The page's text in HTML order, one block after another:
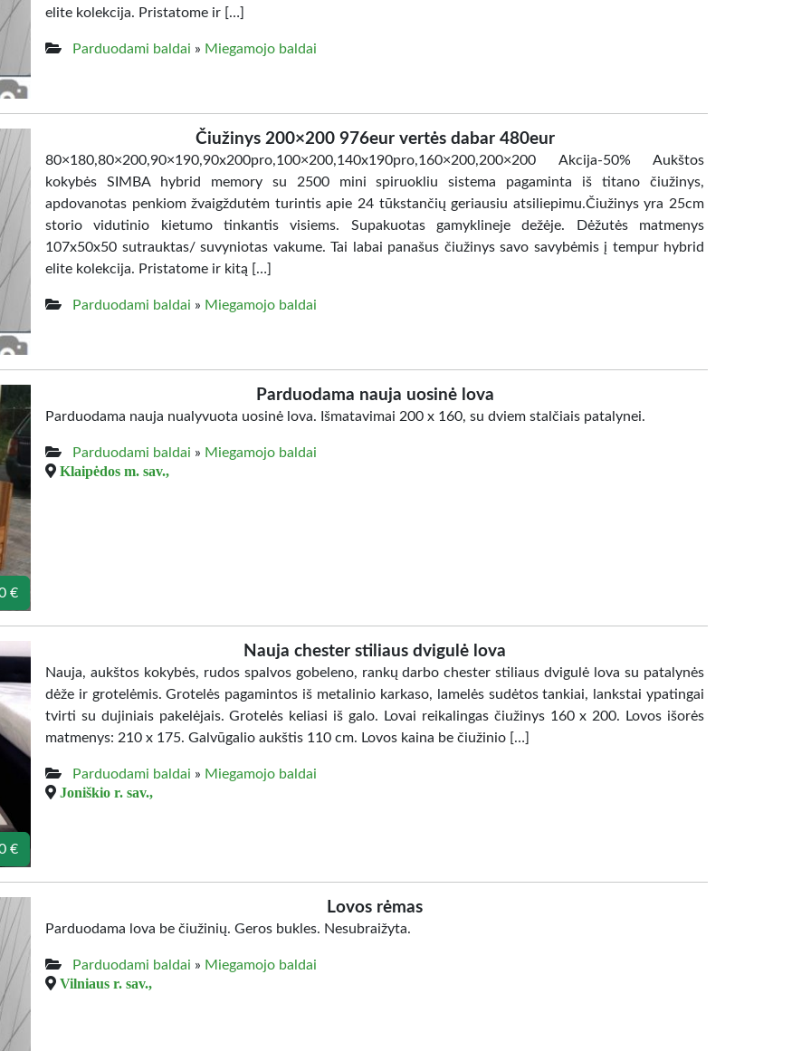
elite kolekcija. Pristatome ir […]
Parduodami baldai » Miegamojo baldai
Čiužinys 200×200 976eur vertės dabar 480eur
80×180,80×200,90×190,90x200pro,100×200,140x190pro,160×200,200×200 Akcija-50% Aukštos
kokybės SIMBA hybrid memory su 2500 mini spiruokliu sistema pagaminta iš titano čiužinys,
apdovanotas penkiom žvaigždutėm turintis apie 24 tūkstančių geriausiu atsiliepimu.Čiužinys yra 25cm
storio vidutinio kietumo tinkantis visiems. Supakuotas gamyklineje dežėje. Dėžutės matmenys
107x50x50 sutrauktas/ suvyniotas vakume. Tai labai panašus čiužinys savo savybėmis į tempur hybrid
elite kolekcija. Pristatome ir kitą […]
Parduodami baldai » Miegamojo baldai
€
Parduodama nauja uosinė lova
Parduodama nauja nualyvuota uosinė lova. Išmatavimai 200 x 160, su dviem stalčiais patalynei.
Parduodami baldai » Miegamojo baldai
Klaipėdos m. sav.,
€
Nauja chester stiliaus dvigulė lova
Nauja, aukštos kokybės, rudos spalvos gobeleno, rankų darbo chester stiliaus dvigulė lova su patalynės
dėže ir grotelėmis. Grotelės pagamintos iš metalinio karkaso, lamelės sudėtos tankiai, lankstai ypatingai
tvirti su dujiniais pakelėjais. Grotelės keliasi iš galo. Lovai reikalingas čiužinys 160 x 200. Lovos išorės
matmenys: 210 x 175. Galvūgalio aukštis 110 cm. Lovos kaina be čiužinio […]
Parduodami baldai » Miegamojo baldai
Joniškio r. sav.,
Lovos rėmas
Parduodama lova be čiužinių. Geros bukles. Nesubraižyta.
Parduodami baldai » Miegamojo baldai
Vilniaus r. sav.,